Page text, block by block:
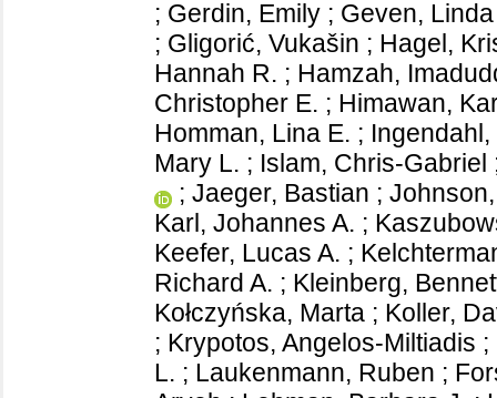
; Gerdin, Emily ; Geven, Linda
; Gligorić, Vukašin ; Hagel,
Hannah R. ; Hamzah,
Christopher E. ; Himawan,
Homman, Lina E. ;
Mary L. ; Islam, Chris-Gabriel
; Jaeger, Bastian ;
Karl, Johannes A. ;
Keefer, Lucas A. ;
Richard A. ; Kleinberg,
Kołczyńska, Marta ; Koller,
; Krypotos, Angelos-Miltiadis ;
L. ; Laukenmann, Ruben ;